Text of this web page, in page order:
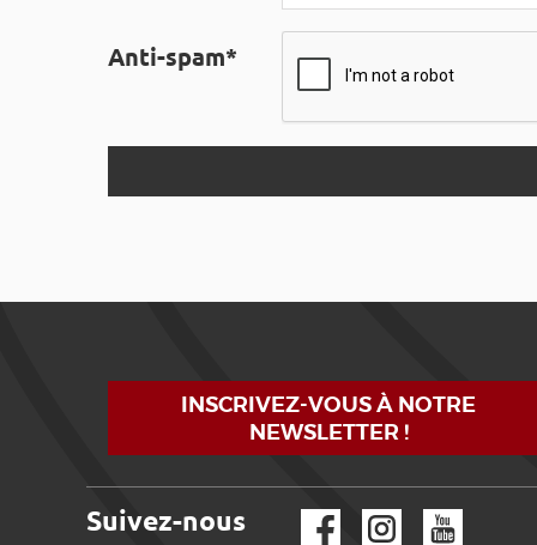
Anti-spam*
INSCRIVEZ-VOUS À NOTRE
NEWSLETTER !
Suivez-nous